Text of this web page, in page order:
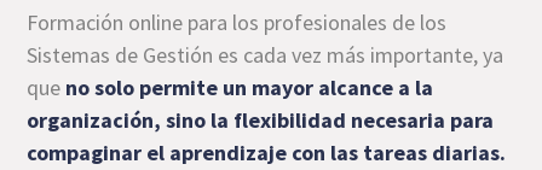
Formación online para los profesionales de los
Sistemas de Gestión es cada vez más importante, ya
que no solo permite un mayor alcance a la
organización, sino la flexibilidad necesaria para
compaginar el aprendizaje con las tareas diarias.